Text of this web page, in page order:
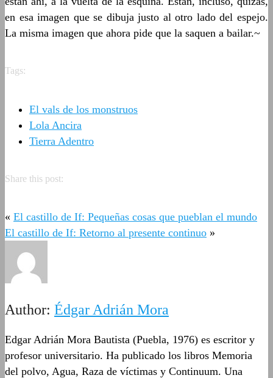
en esa imagen que se dibuja justo al otro lado del espejo.
La misma imagen que ahora pide que la saquen a bailar.~
Tags:
El vals de los monstruos
Lola Ancira
Tierra Adentro
Share this post:
« El castillo de If: Pequeñas cosas que pueblan el mundo
El castillo de If: Retorno al presente continuo »
Author: Édgar Adrián Mora
Edgar Adrián Mora Bautista (Puebla, 1976) es escritor y
profesor universitario. Ha publicado los libros Memoria
del polvo, Agua, Raza de víctimas y Continuum. Una